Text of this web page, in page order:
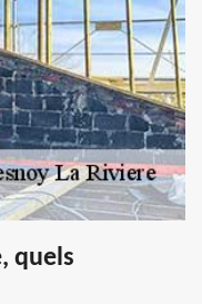
quels